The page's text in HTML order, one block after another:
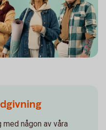
någon av våra